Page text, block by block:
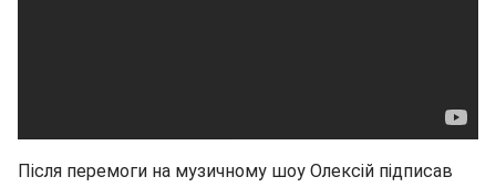
Після перемоги на музичному шоу Олексій підписав